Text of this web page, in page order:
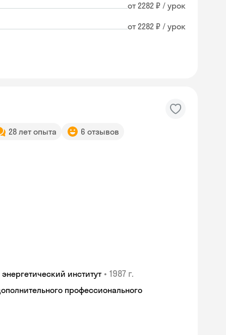
от 2282 ₽ / урок
от 2282 ₽ / урок
28 лет опыта 6 отзывов
институт • 1987 г.
профессионального